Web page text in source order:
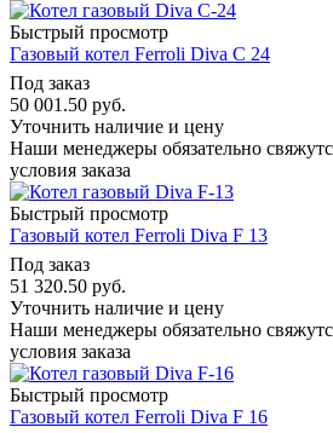
Быстрый просмотр
Газовый котел Ferroli Diva C 24
Под заказ
50 001.50 руб.
Уточнить наличие и цену
Наши менеджеры обязательно
условия заказа
Быстрый просмотр
Газовый котел Ferroli Diva F 13
Под заказ
51 320.50 руб.
Уточнить наличие и цену
Наши менеджеры обязательно
условия заказа
Быстрый просмотр
Газовый котел Ferroli Diva F 16